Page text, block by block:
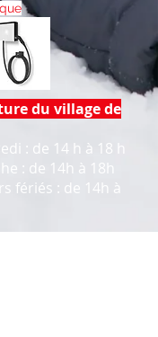
du village de
: de 14 h à 18 h
: de 14h à 18h
fériés : de 14h à